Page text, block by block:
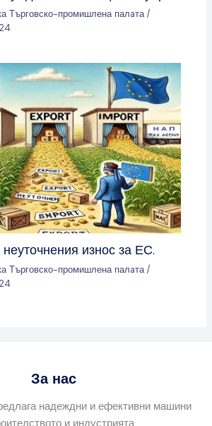
Търговско-промишлена палaта /
износ за ЕС.
Търговско-промишлена палaта/
За нас
надеждни и ефективни машини
и индустрията.